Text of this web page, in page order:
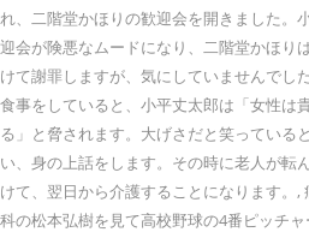
れ、二階堂かほりの歓迎会を開きました。
迎会が険悪なムードになり、二階堂かほり
けて謝罪しますが、気にしていませんでし
食事をしていると、小平丈太郎は「女性は
る」と脅されます。大げさだと笑っている
い、身の上話をします。その時に老人が転
けて、翌日から介護することになります。,
科の松本弘樹を見て高校野球の4番ピッチ